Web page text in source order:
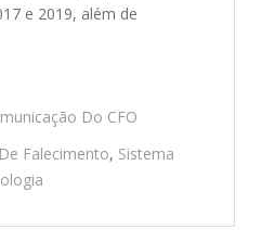
e 2019, além de
Do CFO
Falecimento, Sistema